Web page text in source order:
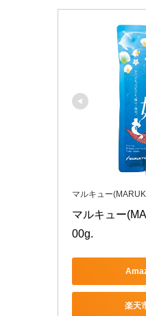
マルキュー
マルキュー
00g.
楽天